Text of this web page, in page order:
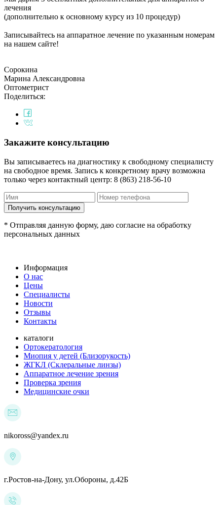
лечения
(дополнительно к основному курсу из 10 процедур)
Записывайтесь на аппаратное лечение по указанным номерам
на нашем сайте!
Сорокина
Марина Александровна
Оптометрист
Поделиться:
Закажите консультацию
Вы записываетесь на диагностику к свободному специалисту
на свободное время. Запись к конкретному врачу возможна
только через контактный центр: 8 (863) 218-56-10
* Отправляя данную форму, даю согласие на обработку
персональных данных
Информация
О нас
Цены
Специалисты
Новости
Отзывы
Контакты
каталоги
Ортокератология
Миопия у детей (Близорукость)
ЖГКЛ (Склеральные линзы)
Аппаратное лечение зрения
Проверка зрения
Медицинские очки
nikoross@yandex.ru
г.Ростов-на-Дону, ул.Обороны, д.42Б